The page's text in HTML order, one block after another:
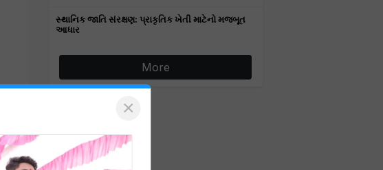
સ્થાનિક જાતિ સંરક્ષણ: પ્રાકૃતિક ખેતી માટેનો મજબૂત
આધાર
More
×